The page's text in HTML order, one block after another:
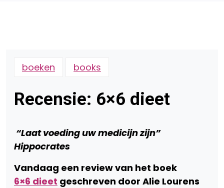
boeken books
Recensie: 6×6 dieet
“Laat voeding uw medicijn zijn”
Hippocrates
Vandaag een review van het boek
6×6 dieet geschreven door Alie Lourens